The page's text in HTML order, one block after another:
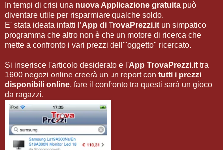
In tempi di crisi una nuova Applicazione gratuita può
diventare utile per risparmiare qualche soldo.
E' stata ideata infatti l’App di TrovaPrezzi.it un simpatico
programma che altro non è che un motore di ricerca che
mette a confronto i vari prezzi dell'"oggetto" ricercato.
Si inserisce l'articolo desiderato e l'App TrovaPrezzi.it tra
1600 negozi online creerà un un report con tutti i prezzi
disponibili online, fare il confronto tra questi sarà un gioco
da ragazzi.